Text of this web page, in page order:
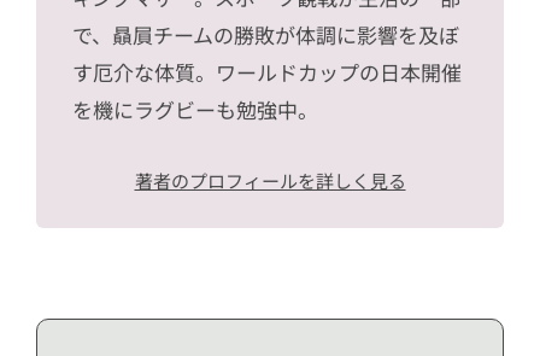
で、贔屓チームの勝敗が体調に影響を及ぼ
す厄介な体質。ワールドカップの日本開催
を機にラグビーも勉強中。
著者のプロフィールを詳しく見る